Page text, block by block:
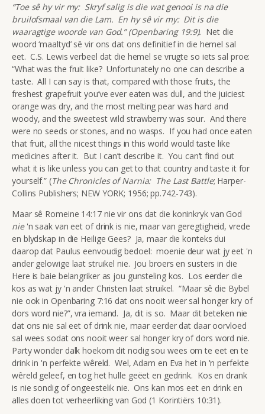
“Toe sê hy vir my: Skryf salig is die wat genooi is na die
bruilofsmaal van die Lam. En hy sê vir my: Dit is die
waaragtige woorde van God.” (Openbaring 19:9). Net die
woord ‘maaltyd’ sê vir ons dat ons definitief in die hemel sal
eet. C.S. Lewis verbeel dat die hemel se vrugte so iets sal proe:
“What was the fruit like? Unfortunately no one can describe a
taste. All I can say is that, compared with those fruits, the
freshest grapefruit you’ve ever eaten was dull, and the juiciest
orange was dry, and the most melting pear was hard and
woody, and the sweetest wild strawberry was sour. And there
were no seeds or stones, and no wasps. If you had once eaten
that fruit, all the nicest things in this world would taste like
medicines after it. But I can’t describe it. You can’t find out
what it is like unless you can get to that country and taste it for
yourself.” (The Chronicles of Narnia: The Last Battle; Harper-
Collins Publishers; NEW YORK; 1956; pp.742-743).
Maar sê Romeine 14:17 nie vir ons dat die koninkryk van God
nie'n saak van eet of drink is nie, maar van geregtigheid, vrede
en blydskap in die Heilige Gees? Ja, maar die konteks dui
daarop dat Paulus eenvoudig bedoel: moenie deur wat jy eet 'n
ander gelowige laat struikel nie. Jou broers en susters in die
Here is baie belangriker as jou gunsteling kos. Los eerder die
kos as wat jy 'n ander Christen laat struikel. “Maar sê die Bybel
nie ook in Openbaring 7:16 dat ons nooit weer sal honger kry of
dors word nie?”, vra iemand. Ja, dit is so. Maar dit beteken nie
dat ons nie sal eet of drink nie, maar eerder dat daar oorvloed
sal wees sodat ons nooit weer sal honger kry of dors word nie.
Party wonder dalk hoekom dit nodig sou wees om te eet en te
drink in 'n perfekte wêreld. Wel, Adam en Eva het in 'n perfekte
wêreld geleef, en tog het hulle geëet en gedrink. Kos en drank
is nie sondig of ongeestelik nie. Ons kan mos eet en drink en
alles doen tot verheerliking van God (1 Korintiërs 10:31).